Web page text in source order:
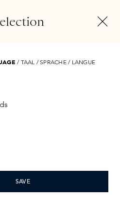
Skins Boxen
Parfum
/ TAAL / SPRACHE / LANGUE
SAVE